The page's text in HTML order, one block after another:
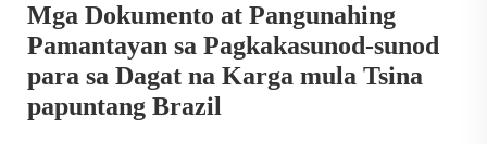
Mga Dokumento at Pangunahing
Pamantayan sa Pagkakasunod-sunod
para sa Dagat na Karga mula Tsina
papuntang Brazil